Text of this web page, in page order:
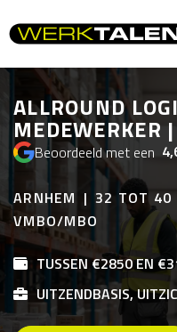
ALLROUND
MEDEWERKER
Beoordeeld met een
ARNHEM
32 TOT 40
VMBO/MBO
TUSSEN €2850 EN
UITZENDBASIS,